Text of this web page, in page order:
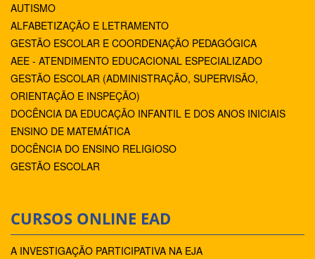
AUTISMO
ALFABETIZAÇÃO E LETRAMENTO
GESTÃO ESCOLAR E COORDENAÇÃO PEDAGÓGICA
AEE - ATENDIMENTO EDUCACIONAL ESPECIALIZADO
GESTÃO ESCOLAR (ADMINISTRAÇÃO, SUPERVISÃO,
ORIENTAÇÃO E INSPEÇÃO)
DOCÊNCIA DA EDUCAÇÃO INFANTIL E DOS ANOS INICIAIS
ENSINO DE MATEMÁTICA
DOCÊNCIA DO ENSINO RELIGIOSO
GESTÃO ESCOLAR
CURSOS ONLINE EAD
A INVESTIGAÇÃO PARTICIPATIVA NA EJA